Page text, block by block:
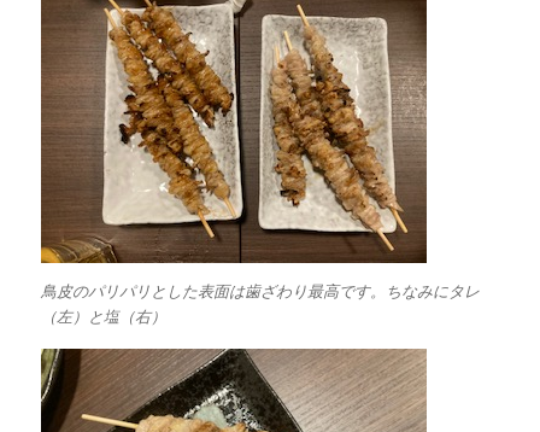
鳥皮のパリパリとした表面は歯ざわり最高です。ちなみにタレ
（左）と塩（右）